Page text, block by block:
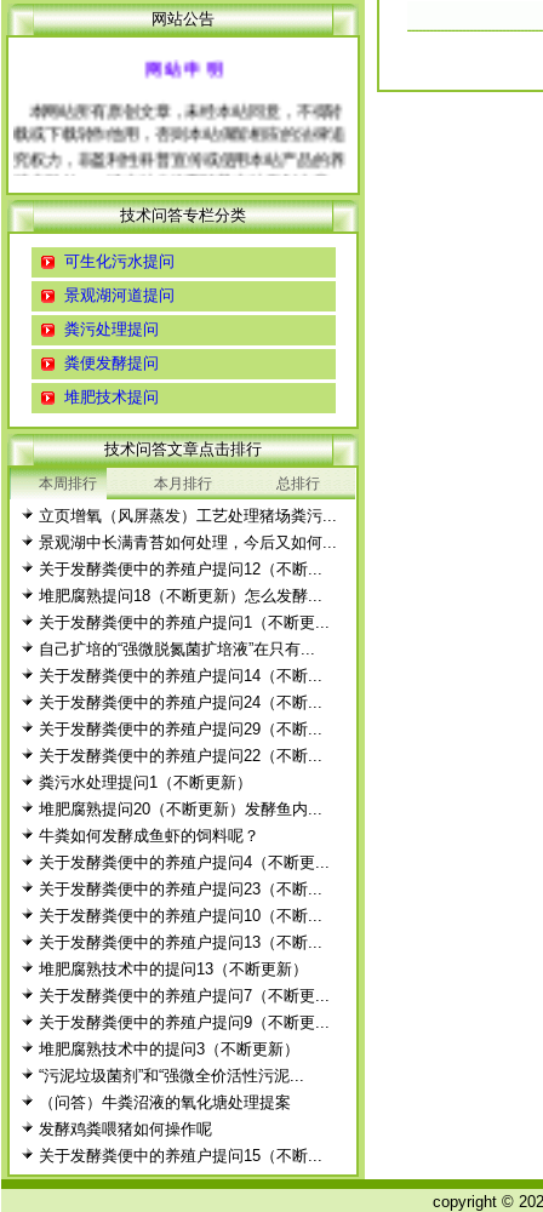
网站公告
网 站 申 明
本网站所有原创文章，未经本站同意，不得转
载或下载转作他用，否则本站保留相应的法律追
究权力，非盈利性科普宣传或使用本站产品的养
殖户除外。 经本站允许需转载本站原创文章
的，请注明出处。
每篇文章下面的网友评论只显示5条，要想看全
部评论，请点击网友评论框右上角的“更多”
徨耧豚蝽-桎梓羼觇?觐眈箅圉梃
徨耧豚蝽-桎梓羼觇?觐眈箅圉梃
技术问答专栏分类
可生化污水提问
景观湖河道提问
粪污处理提问
粪便发酵提问
堆肥技术提问
技术问答文章点击排行
本周排行 本月排行 总排行
立页增氧（风屏蒸发）工艺处理猪场粪污...
景观湖中长满青苔如何处理，今后又如何...
关于发酵粪便中的养殖户提问12（不断...
堆肥腐熟提问18（不断更新）怎么发酵...
关于发酵粪便中的养殖户提问1（不断更...
自己扩培的“强微脱氮菌扩培液”在只有...
关于发酵粪便中的养殖户提问14（不断...
关于发酵粪便中的养殖户提问24（不断...
关于发酵粪便中的养殖户提问29（不断...
关于发酵粪便中的养殖户提问22（不断...
粪污水处理提问1（不断更新）
堆肥腐熟提问20（不断更新）发酵鱼内...
牛粪如何发酵成鱼虾的饲料呢？
关于发酵粪便中的养殖户提问4（不断更...
关于发酵粪便中的养殖户提问23（不断...
关于发酵粪便中的养殖户提问10（不断...
关于发酵粪便中的养殖户提问13（不断...
堆肥腐熟技术中的提问13（不断更新）
关于发酵粪便中的养殖户提问7（不断更...
关于发酵粪便中的养殖户提问9（不断更...
堆肥腐熟技术中的提问3（不断更新）
“污泥垃圾菌剂”和“强微全价活性污泥...
（问答）牛粪沼液的氧化塘处理提案
发酵鸡粪喂猪如何操作呢
关于发酵粪便中的养殖户提问15（不断...
copyright ©